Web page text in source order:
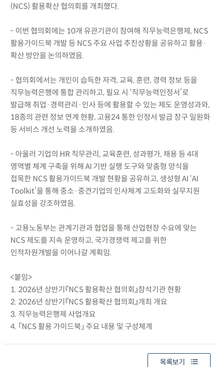
(NCS) 활용확산 협의회를 개최했다.
- 이번 협의회에는 10개 유관기관이 참여해 직무능력은행제, NCS
활용가이드북 개발 등 NCS 주요 사업 추진상황을 공유하고 활용·
확산 방안을 논의하였음.
- 협의회에서는 개인이 습득한 자격, 교육, 훈련, 경력 정보 등을
직무능력은행에 통합 관리하고, 필요 시 ‘직무능력인정서’로
발급해 취업·경력관리·인사 등에 활용할 수 있는 제도 운영성과와,
18종의 관련 정보 연계 현황, 고용24 통한 인정서 발급 창구 일원화
등 서비스 개선 노력을 소개하였음.
- 아울러 기업의 HR 직무관리, 교육훈련, 성과평가, 채용 등 4대
영역별 체계 구축을 위해 AI 기반 실행 도구와 맞춤형 양식을
접목한 NCS 활용가이드북 개발 현황을 공유하고, 생성형 AI ‘AI
Toolkit’을 통해 중소·중견기업의 인사체계 고도화와 실무지원
실효성을 강조하였음.
- 고용노동부는 관계기관과 협업을 통해 산업현장 수요에 맞는
NCS 제도를 지속 운영하고, 국가경쟁력 제고를 위한
인적자원개발을 이어나갈 계획임.
<붙임>
1. 2026년 상반기『NCS 활용확산 협의회』참석기관 현황
2. 2026년 상반기『NCS 활용확산 협의회』개최 개요
3. 직무능력은행제 사업개요
4. 「NCS 활용 가이드북」 주요 내용 및 구성체계
목록보기